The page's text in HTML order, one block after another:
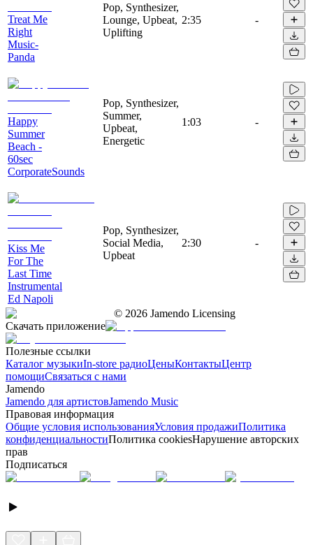
Treat Me
Right
Music-
Panda
Pop, Synthesizer,
Lounge, Upbeat,
Uplifting
2:35 -
Happy
Summer
Beach -
60sec
CorporateSounds
Pop, Synthesizer,
Summer,
Upbeat,
Energetic
1:03 -
Kiss Me
For The
Last Time
Instrumental
Ed Napoli
Pop, Synthesizer,
Social Media,
Upbeat
2:30 -
© 2026 Jamendo Licensing
Скачать приложение
Полезные ссылки
Каталог музыкиIn-store радиоЦеныКонтактыЦентр
помощиСвязаться с нами
Jamendo
Jamendo для артистовJamendo Music
Правовая информация
Общие условия использованияУсловия продажиПолитика
конфиденциальностиПолитика cookiesНарушение авторских
прав
Подписаться